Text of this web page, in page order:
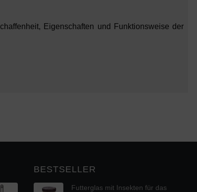
Eigenschaften und Funktionsweise der
BESTSELLER
Futterglas mit Insekten für das